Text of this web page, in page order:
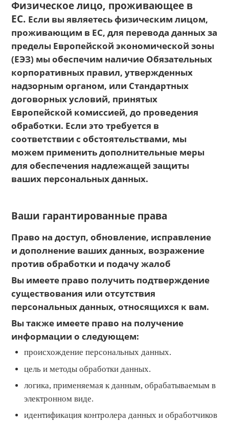
Физическое лицо, проживающее в
ЕС. Если вы являетесь физическим лицом,
проживающим в ЕС, для перевода данных за
пределы Европейской экономической зоны
(ЕЭЗ) мы обеспечим наличие Обязательных
корпоративных правил, утвержденных
надзорным органом, или Стандартных
договорных условий, принятых
Европейской комиссией, до проведения
обработки. Если это требуется в
соответствии с обстоятельствами, мы
можем применить дополнительные меры
для обеспечения надлежащей защиты
ваших персональных данных.
Ваши гарантированные права
Право на доступ, обновление, исправление
и дополнение ваших данных, возражение
против обработки и подачу жалоб
Вы имеете право получить подтверждение
существования или отсутствия
персональных данных, относящихся к вам.
Вы также имеете право на получение
информации о следующем:
происхождение персональных данных.
цель и методы обработки данных.
логика, применяемая к данным, обрабатываемым в
электронном виде.
идентификация контролера данных и обработчиков